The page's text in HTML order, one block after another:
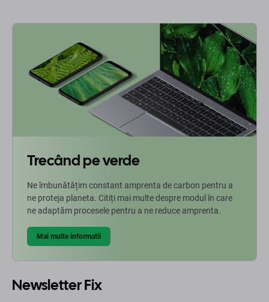
Trecând pe verde
Ne îmbunătățim constant amprenta de carbon pentru a
ne proteja planeta. Citiți mai multe despre modul în care
ne adaptăm procesele pentru a ne reduce amprenta.
Mai multe informatii
Newsletter Fix